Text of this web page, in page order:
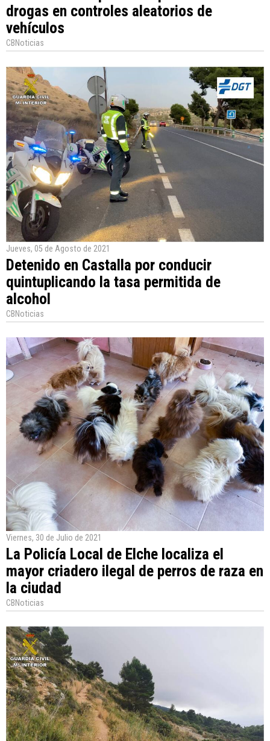
drogas en controles aleatorios de
vehículos
CBNoticias
Jueves, 05 de Agosto de 2021
Detenido en Castalla por conducir
quintuplicando la tasa permitida de
alcohol
CBNoticias
Viernes, 30 de Julio de 2021
La Policía Local de Elche localiza el
mayor criadero ilegal de perros de raza en
la ciudad
CBNoticias